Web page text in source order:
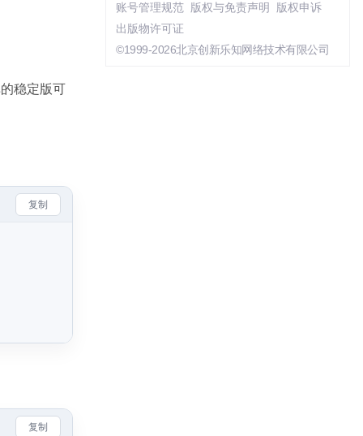
稳定版可
复制
复制
账号管理规范
版权与免责声明
版权申诉
出版物许可证
©1999-2026北京创新乐知网络技术有限公司